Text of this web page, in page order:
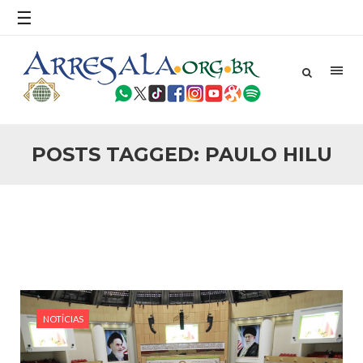
☰
POSTS TAGGED: PAULO HILU
do terrorismo não
25 DE SETEMBRO DE 2010
Necessárias Considerações Sobre o
Conflito
Por: Ahmed Ismail Introdução O presente artigo resume as
Em nome de Deus, O Clemente, O Misericordioso! O Centro
Islâmico no Brasil parabeniza a nação islâmica pela chegada
no ano novo muçulmano de 1435 Hejrita. Desejamos a
todos os irmãos e irmãs um novo
NOTÍCIAS